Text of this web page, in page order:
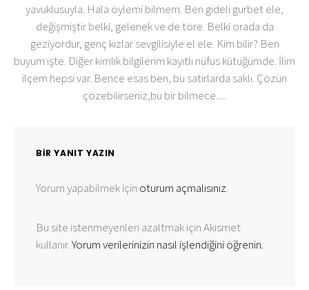
yavuklusuyla. Hala öylemi bilmem. Ben gideli gurbet ele,
değişmiştir belki, gelenek ve de töre. Belki orada da
geziyordur, genç kızlar sevgilisiyle el ele. Kim bilir? Ben
buyum işte. Diğer kimlik bilgilerim kayıtlı nüfus kütüğümde. İlim
ilçem hepsi var. Bence esas ben, bu satırlarda saklı. Çözün
çözebilirseniz,bu bir bilmece.....
BIR YANIT YAZIN
Yorum yapabilmek için oturum açmalısınız.
Bu site istenmeyenleri azaltmak için Akismet
kullanır.Yorum verilerinizin nasıl işlendiğini öğrenin.